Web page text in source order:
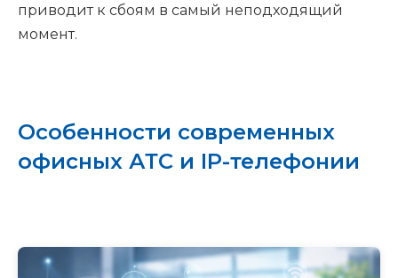
приводит к сбоям в самый неподходящий
момент.
Особенности современных
офисных АТС и IP-телефонии